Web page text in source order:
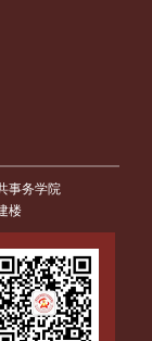
事务学院
楼